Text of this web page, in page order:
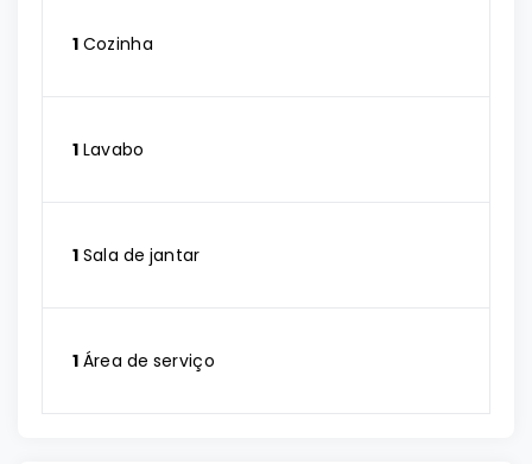
1 Cozinha
1 Lavabo
1 Sala de jantar
1 Área de serviço